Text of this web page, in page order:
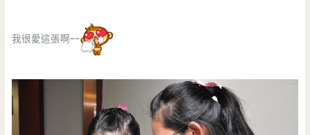
我很愛這張啊~~